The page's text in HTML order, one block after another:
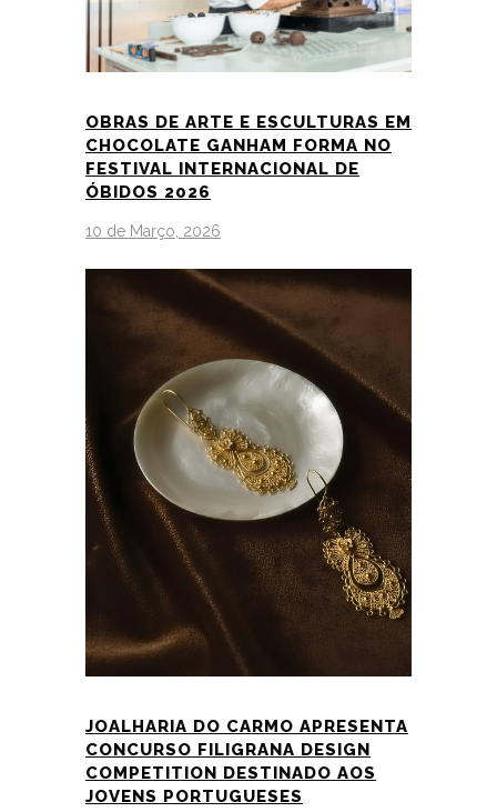
OBRAS DE ARTE E ESCULTURAS EM
CHOCOLATE GANHAM FORMA NO
FESTIVAL INTERNACIONAL DE
ÓBIDOS 2026
10 de Março, 2026
JOALHARIA DO CARMO APRESENTA
CONCURSO FILIGRANA DESIGN
COMPETITION DESTINADO AOS
JOVENS PORTUGUESES